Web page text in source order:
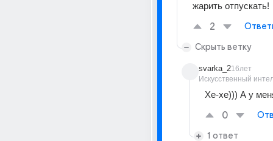
жарить отпускать!
2
Скрыть ветку
svarka_2
Искусственный
16лет
Хе-хе))) А у
0
1 ответ